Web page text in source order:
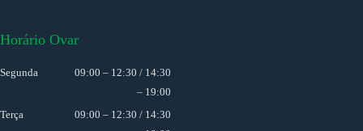
Horário Ovar
Segunda
09:00 – 12:30 / 14:30
– 19:00
Terça
09:00 – 12:30 / 14:30